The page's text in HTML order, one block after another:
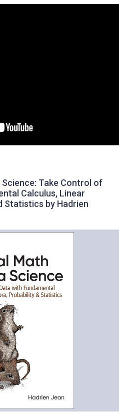
Take Control of
Calculus, Linear
Statistics by Hadrien